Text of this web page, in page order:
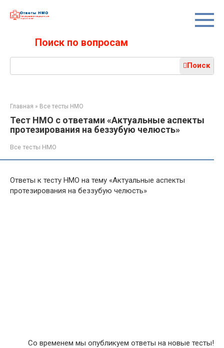
Поиск по вопросам
Поиск
Главная » Все тесты НМО
Тест НМО с ответами «Актуальные аспекты
протезирования на беззубую челюсть»
Все тесты НМО
Ответы к тесту НМО на тему «Актуальные аспекты
протезирования на беззубую челюсть»
Со временем мы опубликуем ответы на новые тесты!